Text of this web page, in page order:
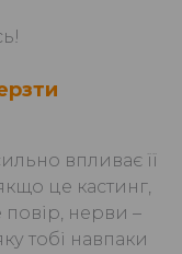
впливає її
це кастинг,
нерви –
тобі навпаки